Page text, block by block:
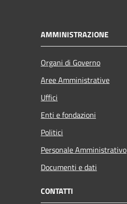
AMMINISTRAZIONE
Organi di Governo
Aree Amministrative
Uffici
Enti e fondazioni
Politici
Personale Amministrativo
Documenti e dati
CONTATTI